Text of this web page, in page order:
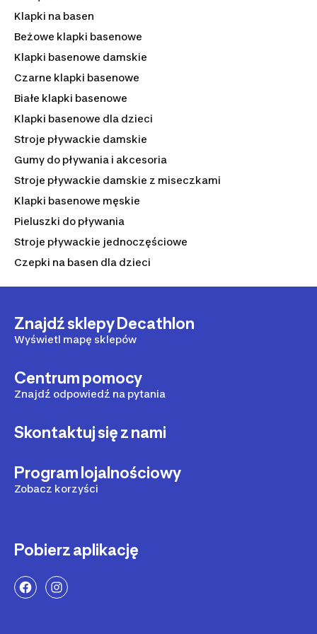
Klapki na basen
Beżowe klapki basenowe
Klapki basenowe damskie
Czarne klapki basenowe
Białe klapki basenowe
Klapki basenowe dla dzieci
Stroje pływackie damskie
Gumy do pływania i akcesoria
Stroje pływackie damskie z miseczkami
Klapki basenowe męskie
Pieluszki do pływania
Stroje pływackie jednoczęściowe
Czepki na basen dla dzieci
Znajdź sklepy Decathlon
Wyświetl mapę sklepów
Centrum pomocy
Znajdź odpowiedź na pytania
Skontaktuj się z nami
Program lojalnościowy
Zobacz korzyści
Pobierz aplikację